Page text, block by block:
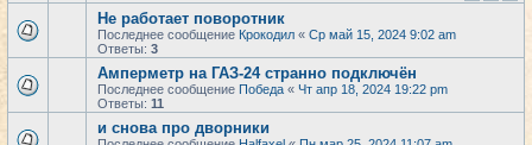
Не работает поворотник
Последнее сообщение Крокодил « Ср май 15, 2024 9:02 am
Ответы: 3
Амперметр на ГАЗ-24 странно подключён
Последнее сообщение Победа « Чт апр 18, 2024 19:22 pm
Ответы: 11
и снова про дворники